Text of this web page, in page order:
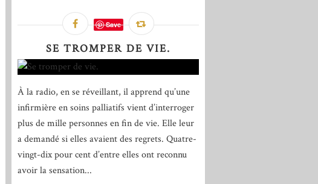
Save
SE TROMPER DE VIE.
À la radio, en se réveillant, il apprend qu’une
infirmière en soins palliatifs vient d’interroger
plus de mille personnes en fin de vie. Elle leur
a demandé si elles avaient des regrets. Quatre-
vingt-dix pour cent d’entre elles ont reconnu
avoir la sensation...